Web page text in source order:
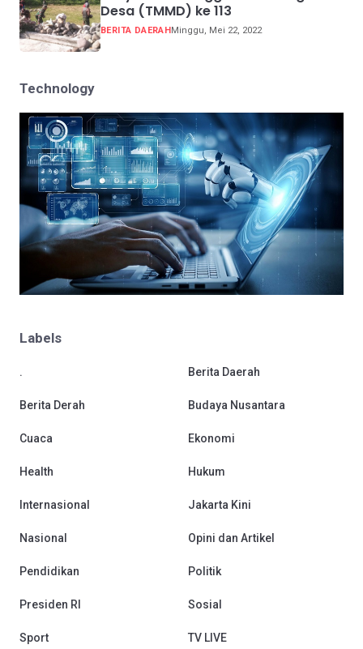
Desa (TMMD) ke 113
BERITA DAERAHMinggu, Mei 22, 2022
Technology
Labels
. Berita Daerah
Berita Derah Budaya Nusantara
Cuaca Ekonomi
Health Hukum
Internasional Jakarta Kini
Nasional Opini dan Artikel
Pendidikan Politik
Presiden RI Sosial
Sport TV LIVE